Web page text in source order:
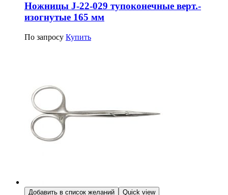
Ножницы J-22-029 тупоконечные верт.-
изогнутые 165 мм
По запросу Купить
Добавить в список желаний Quick view